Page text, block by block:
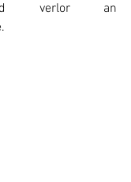
verlor an